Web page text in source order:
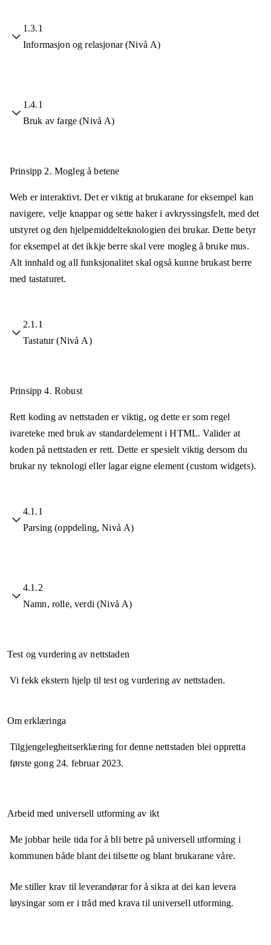
1.3.1
Informasjon og relasjonar (Nivå A)
1.4.1
Bruk av farge (Nivå A)
Prinsipp 2. Mogleg å betene
Web er interaktivt. Det er viktig at brukarane for eksempel kan
navigere, velje knappar og sette haker i avkryssingsfelt, med det
utstyret og den hjelpemiddelteknologien dei brukar. Dette betyr
for eksempel at det ikkje berre skal vere mogleg å bruke mus.
Alt innhald og all funksjonalitet skal også kunne brukast berre
med tastaturet.
2.1.1
Tastatur (Nivå A)
Prinsipp 4. Robust
Rett koding av nettstaden er viktig, og dette er som regel
ivareteke med bruk av standardelement i HTML. Valider at
koden på nettstaden er rett. Dette er spesielt viktig dersom du
brukar ny teknologi eller lagar eigne element (custom widgets).
4.1.1
Parsing (oppdeling, Nivå A)
4.1.2
Namn, rolle, verdi (Nivå A)
Test og vurdering av nettstaden
Vi fekk ekstern hjelp til test og vurdering av nettstaden.
Om erklæringa
Tilgjengelegheitserklæring for denne nettstaden blei oppretta
første gong 24. februar 2023.
Arbeid med universell utforming av ikt
Me jobbar heile tida for å bli betre på universell utforming i
kommunen både blant dei tilsette og blant brukarane våre.
Me stiller krav til leverandørar for å sikra at dei kan levera
løysingar som er i tråd med krava til universell utforming.